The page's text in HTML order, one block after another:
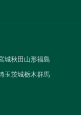
城秋田 山形福島
玉茨城栃木群馬